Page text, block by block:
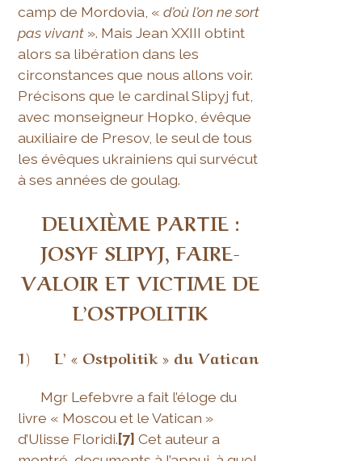
camp de Mordovia, «d’où l’on ne sort
pas vivant ». Mais Jean XXIII obtint
alors sa libération dans les
circonstances que nous allons voir.
Précisons que le cardinal Slipyj fut,
avec monseigneur Hopko, évêque
auxiliaire de Presov, le seul de tous
les évêques ukrainiens qui survécut
à ses années de goulag.
DEUXIÈME PARTIE :
JOSYF SLIPYJ, FAIRE-
VALOIR ET VICTIME DE
L’OSTPOLITIK
1) L’ « Ostpolitik » du Vatican
Mgr Lefebvre a fait l’éloge du
livre « Moscou et le Vatican »
d’Ulisse Floridi.[7] Cet auteur a